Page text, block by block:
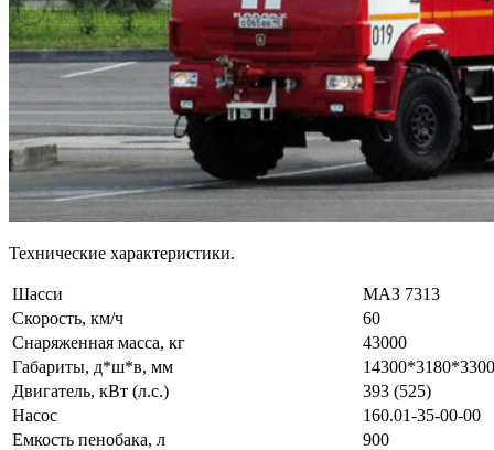
Технические характеристики.
Шасси
МАЗ 7313
Скорость, км/ч
60
Снаряженная масса, кг
43000
Габариты, д*ш*в, мм
14300*3180*3300
Двигатель, кВт (л.с.)
393 (525)
Насос
160.01-35-00-00
Емкость пенобака, л
900